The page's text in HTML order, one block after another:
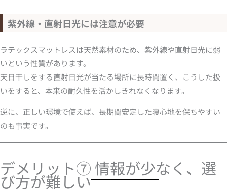
紫外線・直射日光には注意が必要
ラテックスマットレスは天然素材のため、紫外線や直射日光に弱
いという性質があります。
天日干しをする直射日光が当たる場所に長時間置く、こうした扱
いをすると、本来の耐久性を活かしきれなくなります。
逆に、正しい環境で使えば、長期間安定した寝心地を保ちやすい
のも事実です。
デメリット⑦ 情報が少なく、選
び方が難しい